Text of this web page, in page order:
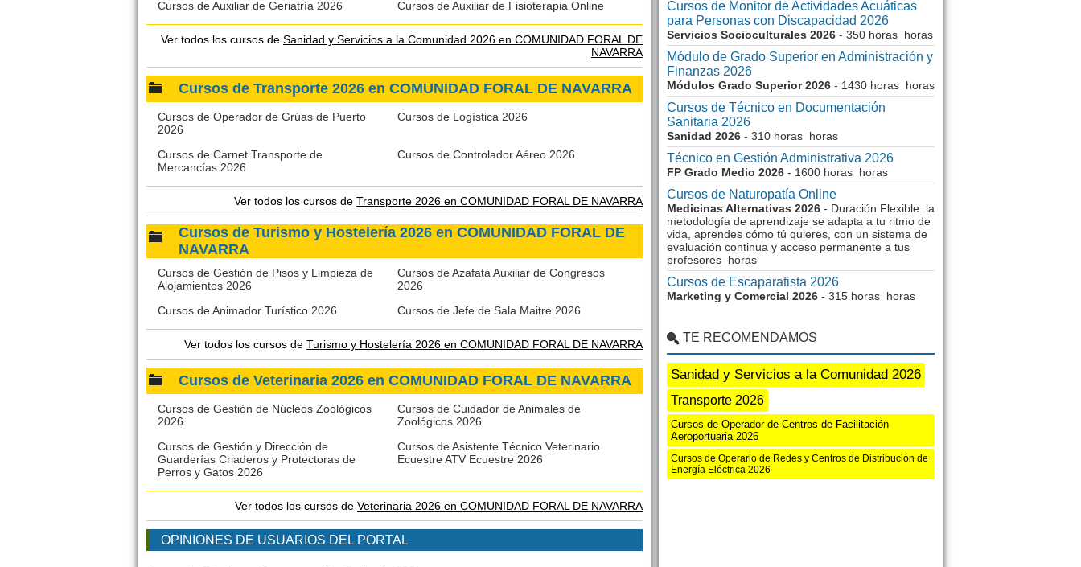
Cursos de Auxiliar de Geriatría 2026 Cursos de Auxiliar de Fisioterapia Online
Ver todos los cursos de Sanidad y Servicios a la Comunidad 2026 en COMUNIDAD FORAL DE
NAVARRA
Cursos de Transporte 2026 en COMUNIDAD FORAL DE NAVARRA
Cursos de Operador de Grúas de Puerto
2026
Cursos de Logística 2026
Cursos de Carnet Transporte de
Mercancías 2026
Cursos de Controlador Aéreo 2026
Ver todos los cursos de Transporte 2026 en COMUNIDAD FORAL DE NAVARRA
Cursos de Turismo y Hostelería 2026 en COMUNIDAD FORAL DE
NAVARRA
Cursos de Gestión de Pisos y Limpieza de
Alojamientos 2026
Cursos de Azafata Auxiliar de Congresos
2026
Cursos de Animador Turístico 2026
Cursos de Jefe de Sala Maitre 2026
Ver todos los cursos de Turismo y Hostelería 2026 en COMUNIDAD FORAL DE NAVARRA
Cursos de Veterinaria 2026 en COMUNIDAD FORAL DE NAVARRA
Cursos de Gestión de Núcleos Zoológicos
2026
Cursos de Cuidador de Animales de
Zoológicos 2026
Cursos de Gestión y Dirección de
Guarderías Criaderos y Protectoras de
Perros y Gatos 2026
Cursos de Asistente Técnico Veterinario
Ecuestre ATV Ecuestre 2026
Ver todos los cursos de Veterinaria 2026 en COMUNIDAD FORAL DE NAVARRA
OPINIONES DE USUARIOS DEL PORTAL
Cursos de Monitor de Actividades Acuáticas
para Personas con Discapacidad 2026
Servicios Socioculturales 2026 - 350 horas horas
Módulo de Grado Superior en Administración y
Finanzas 2026
Módulos Grado Superior 2026 - 1430 horas horas
Cursos de Técnico en Documentación
Sanitaria 2026
Sanidad 2026 - 310 horas horas
Técnico en Gestión Administrativa 2026
FP Grado Medio 2026 - 1600 horas horas
Cursos de Naturopatía Online
Medicinas Alternativas 2026 - Duración Flexible: la
metodología de aprendizaje se adapta a tu ritmo de
vida, aprendes cómo tú quieres, con un sistema de
evaluación continua y acceso permanente a tus
profesores horas
Cursos de Escaparatista 2026
Marketing y Comercial 2026 - 315 horas horas
TE RECOMENDAMOS
Sanidad y Servicios a la Comunidad 2026
Transporte 2026
Cursos de Operador de Centros de Facilitación
Aeroportuaria 2026
Cursos de Operario de Redes y Centros de Distribución de
Energía Eléctrica 2026